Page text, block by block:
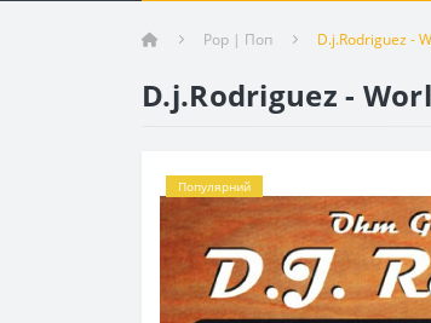
Pop | Поп D.j.Rodriguez -
D.j.Rodriguez -
Популярний